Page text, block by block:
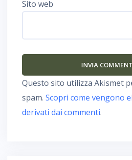
Sito web
Questo sito utilizza Akismet
spam. Scopri come vengono
derivati dai commenti.